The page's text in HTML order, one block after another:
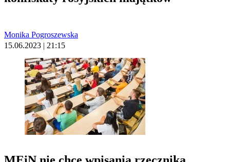
Monika Pogroszewska
15.06.2023 | 21:15